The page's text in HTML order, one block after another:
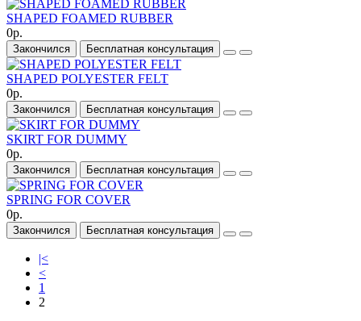
SHAPED FOAMED RUBBER
0р.
Закончился Бесплатная консультация
SHAPED POLYESTER FELT
0р.
Закончился Бесплатная консультация
SKIRT FOR DUMMY
0р.
Закончился Бесплатная консультация
SPRING FOR COVER
0р.
Закончился Бесплатная консультация
|<
<
1
2